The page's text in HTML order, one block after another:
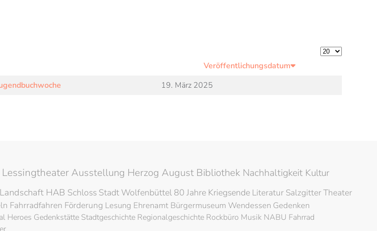
Anzeige #
Veröffentlichungsdatum
19. März 2025
Lessingtheater Ausstellung Herzog August Bibliothek Nachhaltigkeit Kultur
HAB Schloss Stadt Wolfenbüttel 80 Jahre Kriegsende Literatur SalzgitterTheater
Fahrradfahren Förderung Lesung Ehrenamt Bürgermuseum Wendessen Gedenken
Heroes Gedenkstätte Stadtgeschichte Regionalgeschichte Rockbüro Musik NABU Fahrrad